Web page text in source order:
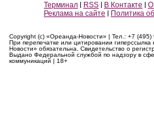
Терминал RSS В Контакте О
Реклама на сайте
Политика
Copyright (c) «Ореанда-Новости» | Тел.: +7 (495)
При перепечатке или цитировании
Новости» обязательна. Свидетельство о
Выдано Федеральной службой по надзору в
коммуникаций | 18+